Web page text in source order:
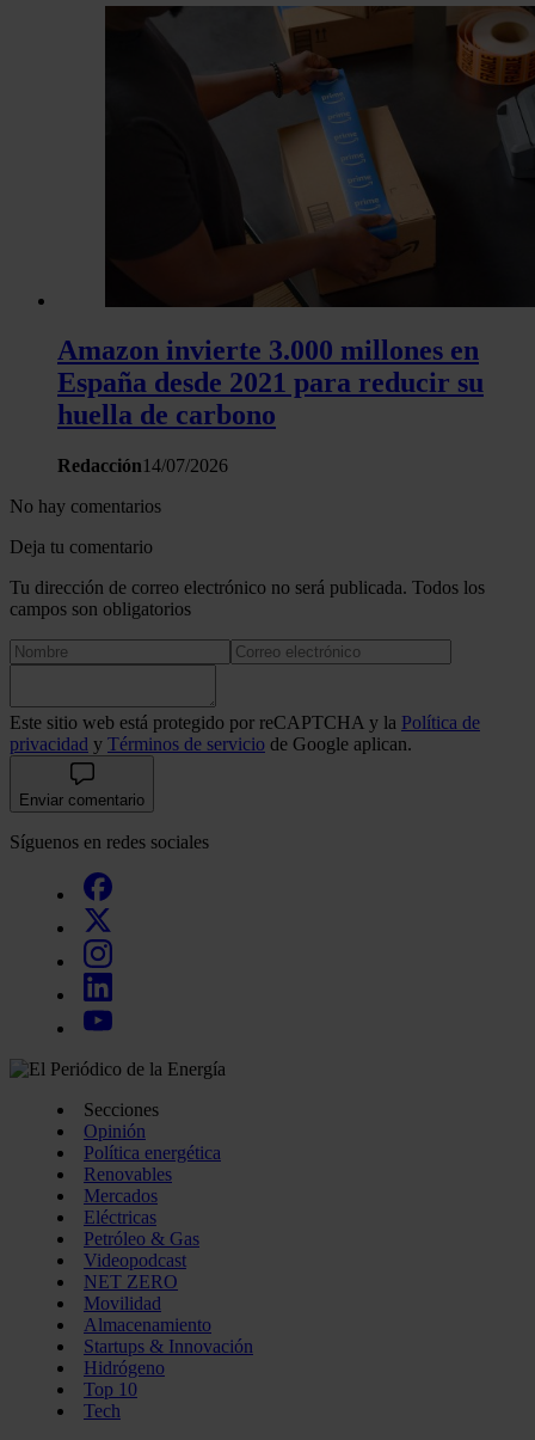
Amazon invierte 3.000 millones en
España desde 2021 para reducir su
huella de carbono
Redacción14/07/2026
No hay comentarios
Deja tu comentario
Tu dirección de correo electrónico no será publicada. Todos los
campos son obligatorios
Este sitio web está protegido por reCAPTCHA y la Política de
privacidad y Términos de servicio de Google aplican.
Enviar comentario
Síguenos en redes sociales
Secciones
Opinión
Política energética
Renovables
Mercados
Eléctricas
Petróleo & Gas
Videopodcast
NET ZERO
Movilidad
Almacenamiento
Startups & Innovación
Hidrógeno
Top 10
Tech